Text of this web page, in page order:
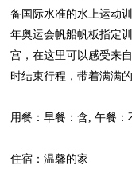
备国际水准的水上运动
年奥运会帆船帆板指定
宫，在这里可以感受来
时结束行程，带着满满
用餐：早餐：含, 午餐：
住宿：温馨的家